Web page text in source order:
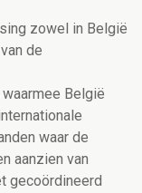
zowel in België
de
België
waar de
aanzien van
gecoördineerd